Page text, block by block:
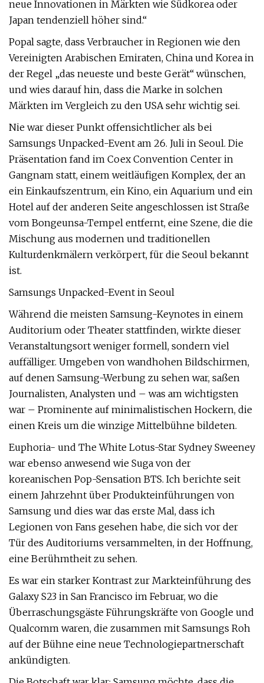
neue Innovationen in Märkten wie Südkorea oder
Japan tendenziell höher sind.“
Popal sagte, dass Verbraucher in Regionen wie den
Vereinigten Arabischen Emiraten, China und Korea in
der Regel „das neueste und beste Gerät“ wünschen,
und wies darauf hin, dass die Marke in solchen
Märkten im Vergleich zu den USA sehr wichtig sei.
Nie war dieser Punkt offensichtlicher als bei
Samsungs Unpacked-Event am 26. Juli in Seoul. Die
Präsentation fand im Coex Convention Center in
Gangnam statt, einem weitläufigen Komplex, der an
ein Einkaufszentrum, ein Kino, ein Aquarium und ein
Hotel auf der anderen Seite angeschlossen ist Straße
vom Bongeunsa-Tempel entfernt, eine Szene, die die
Mischung aus modernen und traditionellen
Kulturdenkmälern verkörpert, für die Seoul bekannt
ist.
Samsungs Unpacked-Event in Seoul
Während die meisten Samsung-Keynotes in einem
Auditorium oder Theater stattfinden, wirkte dieser
Veranstaltungsort weniger formell, sondern viel
auffälliger. Umgeben von wandhohen Bildschirmen,
auf denen Samsung-Werbung zu sehen war, saßen
Journalisten, Analysten und – was am wichtigsten
war – Prominente auf minimalistischen Hockern, die
einen Kreis um die winzige Mittelbühne bildeten.
Euphoria- und The White Lotus-Star Sydney Sweeney
war ebenso anwesend wie Suga von der
koreanischen Pop-Sensation BTS. Ich berichte seit
einem Jahrzehnt über Produkteinführungen von
Samsung und dies war das erste Mal, dass ich
Legionen von Fans gesehen habe, die sich vor der
Tür des Auditoriums versammelten, in der Hoffnung,
eine Berühmtheit zu sehen.
Es war ein starker Kontrast zur Markteinführung des
Galaxy S23 in San Francisco im Februar, wo die
Überraschungsgäste Führungskräfte von Google und
Qualcomm waren, die zusammen mit Samsungs Roh
auf der Bühne eine neue Technologiepartnerschaft
ankündigten.